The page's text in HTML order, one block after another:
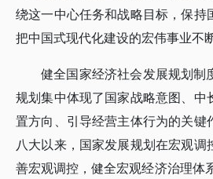
绕这一中心任务和战略目标，保持
把中国式现代化建设的宏伟事业不
健全国家经济社会发展规划制
规划集中体现了国家战略意图、
置方向、引导经营主体行为的关
八大以来，国家发展规划在宏观
善宏观调控，健全宏观经济治理体